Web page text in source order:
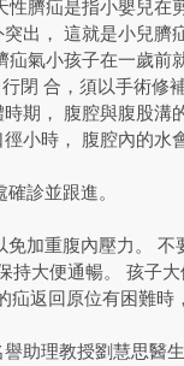
臍疝是指小嬰兒
出， 這就是小兒臍
氣小孩子在一歲前
閉 合，須以手術修
期， 腹腔與腹股
小時， 腹腔內的
診並跟進。
加重腹內壓力。
大便通暢。 孩子
返回原位有困難時
助理教授劉慧思醫生